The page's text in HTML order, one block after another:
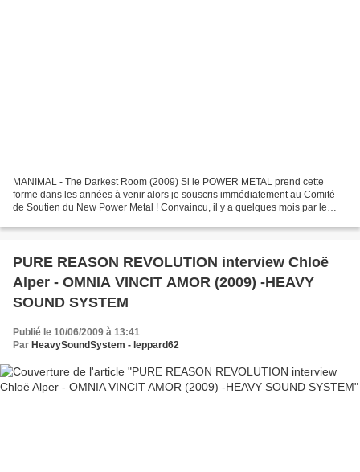
MANIMAL - The Darkest Room (2009) Si le POWER METAL prend cette
forme dans les années à venir alors je souscris immédiatement au Comité
de Soutien du New Power Metal ! Convaincu, il y a quelques mois par le
PURE REASON REVOLUTION interview Chloë
Alper - OMNIA VINCIT AMOR (2009) -HEAVY
SOUND SYSTEM
Publié le 10/06/2009 à 13:41
Par HeavySoundSystem - leppard62